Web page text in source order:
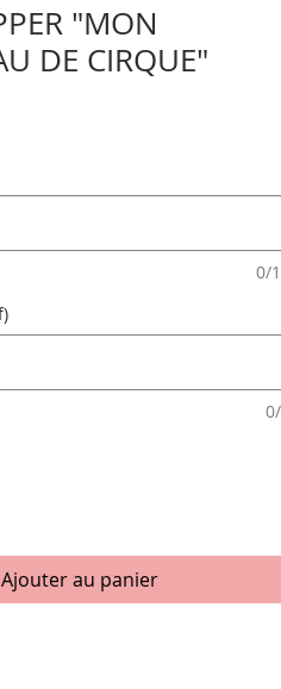
"MON
DE CIRQUE"
0/
Ajouter au panier